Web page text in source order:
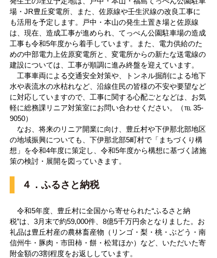
場・JR豊丘変電所、また、佐原線や壬生沢線の改良工事に
も活用を予定します。戸中・本山の発生土置き場と佐原線
は、現在、造成工事が進められ、てっぺん公園駐車場の造成
工事も令和5年度から着手しています。また、電力供給のた
めの中部電力上佐原変電所と、変電所からの新たな送電線の
建設については、工事が順調に進み終盤を迎えています。
工事車両による交通安全対策や、トンネル掘削による地下
水や表流水の水枯れなど、沿線住民の皆様の不安や要望など
に対応していますので、工事に関する心配ごとなどは、お気
軽に総務課リニア対策室にお問い合わせください。（℡ 35-
9050）
なお、将来のリニア開業に向け、豊丘村や下伊那北部地区
の地域振興についても、下伊那北部5町村で「まちづくり構
想」を令和4年度に策定し、令和5年度から構想に基づく諸施
策の検討・展開を図っていきます。
４．ふるさと納税
令和5年度、豊丘村に全国から寄せられた“ふるさと納
税”は、3月末で約59,000件、8億5千万円余となりました。お
礼品は豊丘村産の農林畜産物（リンゴ・梨・桃・ぶどう・南
信州牛・豚肉・市田柿・餅・松茸ほか）など、いただいた寄
附金額の3割程度をお返ししています。